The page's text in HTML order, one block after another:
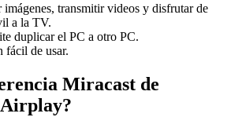
imágenes, transmitir videos y disfrutar de
a la TV.
duplicar el PC a otro PC.
fácil de usar.
Miracast de